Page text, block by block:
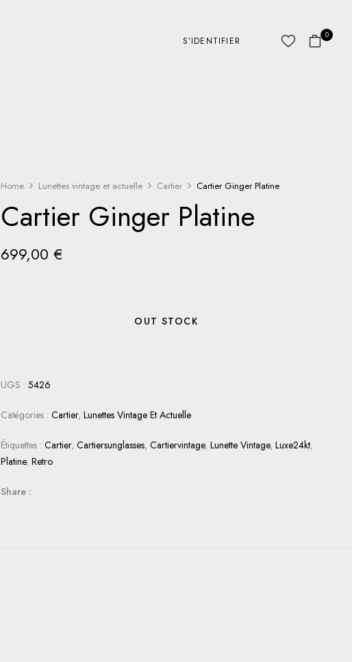
S’IDENTIFIER
0
Home Lunettes vintage et actuelle Cartier Cartier Ginger Platine
Cartier Ginger Platine
699,00€
OUT STOCK
UGS :5426
Catégories :Cartier,Lunettes Vintage Et Actuelle
Étiquettes :Cartier,Cartiersunglasses,Cartiervintage,Lunette Vintage,Luxe24kt,
Platine,Retro
Share :